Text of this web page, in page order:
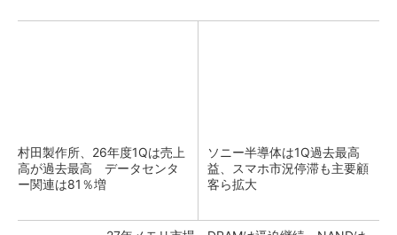
村田製作所、26年度1Qは売上
高が過去最高 データセンタ
ー関連は81％増
ソニー半導体は1Q過去最高
益、スマホ市況停滞も主要顧
客ら拡大